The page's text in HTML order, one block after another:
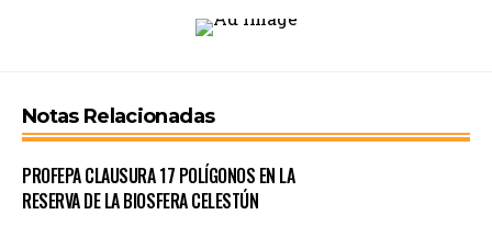
Notas Relacionadas
PROFEPA CLAUSURA 17 POLÍGONOS EN LA
RESERVA DE LA BIOSFERA CELESTÚN